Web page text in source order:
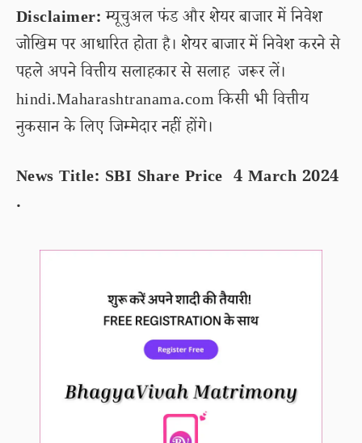
Disclaimer:म्यूचुअल फंड और शेयर बाजार में निवेश
जोखिम पर आधारित होता है। शेयर बाजार में निवेश करने से
पहले अपने वित्तीय सलाहकार से सलाह जरूर लें।
hindi.Maharashtranama.com किसी भी वित्तीय
नुकसान के लिए जिम्मेदार नहीं होंगे।
News Title: SBI Share Price 4 March 2024
.